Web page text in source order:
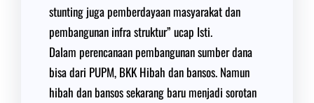
stunting juga pemberdayaan masyarakat dan
pembangunan infra struktur” ucap Isti.
Dalam perencanaan pembangunan sumber dana
bisa dari PUPM, BKK Hibah dan bansos. Namun
hibah dan bansos sekarang baru menjadi sorotan